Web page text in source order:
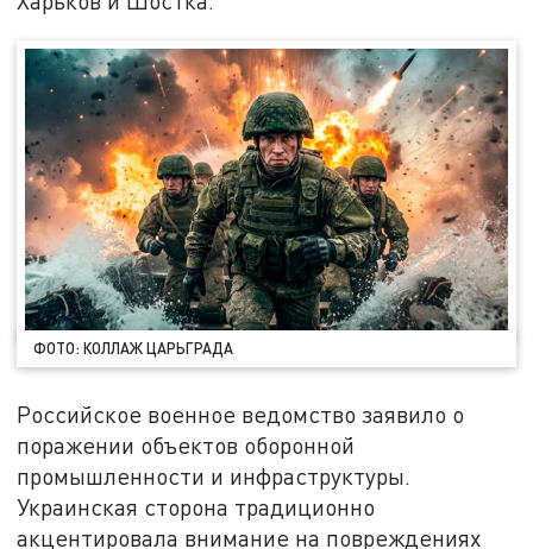
ФОТО: КОЛЛАЖ ЦАРЬГРАДА
Российское военное ведомство заявило о
поражении объектов оборонной
промышленности и инфраструктуры.
Украинская сторона традиционно
акцентировала внимание на повреждениях